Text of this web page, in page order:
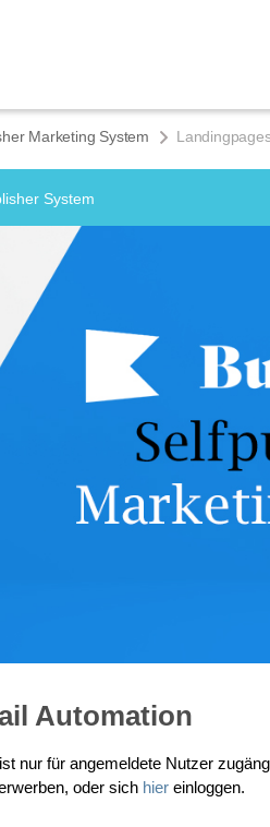
Marketing System
System
Automation
nur für angemeldete Nutzer
oder sich hier einloggen.